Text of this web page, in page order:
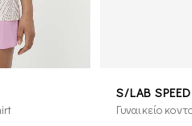
S/LAB SPEED
Γυναικείο